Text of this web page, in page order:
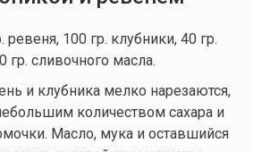
ревеня, 100 гр. клубники, 40 гр.
гр. сливочного масла.
и клубника мелко нарезаются,
количеством сахара и
Масло, мука и оставшийся